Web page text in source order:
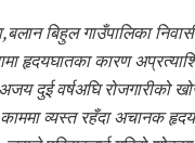
बिहुल गाउँपालिका
हृदयघातका कारण
दुई वर्षअघि रोजगारीको
व्यस्त रहँदा अचानक